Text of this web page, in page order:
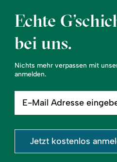
Echte
bei uns.
Nichts mehr verpassen mit
anmelden.
Mail
eingeben
Jetzt kostenlos